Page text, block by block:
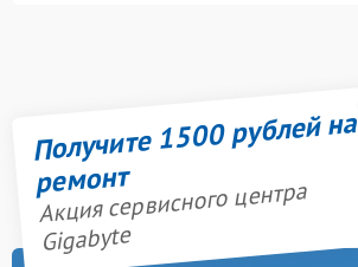
Получите 1500 рублей на
ремонт
Акция сервисного центра
Gigabyte